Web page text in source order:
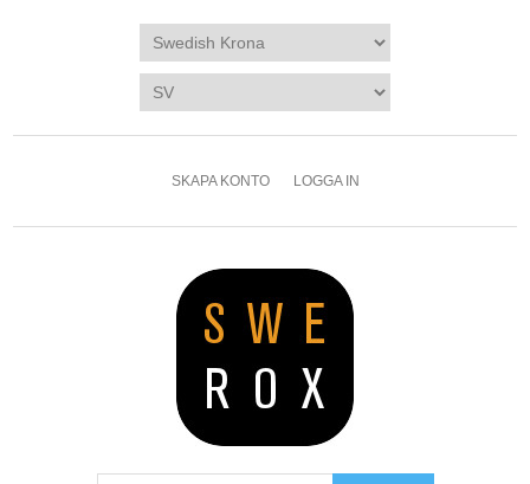
SKAPA KONTO LOGGA IN